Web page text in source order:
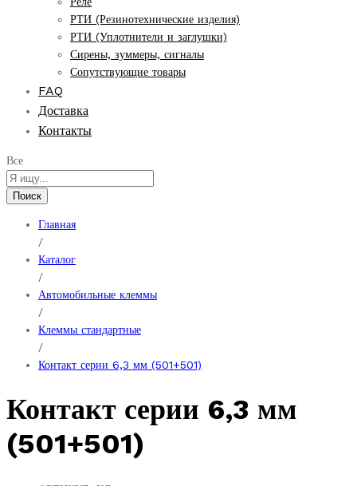
РТИ (Резинотехнические изделия)
РТИ (Уплотнители и заглушки)
Сирены, зуммеры, сигналы
Сопутствующие товары
FAQ
Доставка
Контакты
Все
Поиск
Главная
/
Каталог
/
Автомобильные клеммы
/
Клеммы стандартные
/
Контакт серии 6,3 мм (501+501)
Контакт серии 6,3 мм
(501+501)